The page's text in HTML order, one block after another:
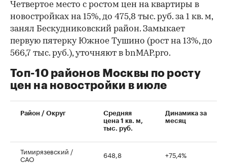
00:00 / 00:00
Четвертое место с ростом цен на квартиры в
новостройках на 15%, до 475,8 тыс. руб. за 1 кв. м,
занял Бескудниковский район. Замыкает
первую пятерку Южное Тушино (рост на 13%, до
566,7 тыс. руб.), уточняют в bnMAP.pro.
Топ-10 районов Москвы по росту
цен на новостройки в июле
Район / Округ
Средняя
цена 1 кв. м,
тыс. руб.
Динамика за
месяц
Тимирязевский /
САО 648,8 +75,4%